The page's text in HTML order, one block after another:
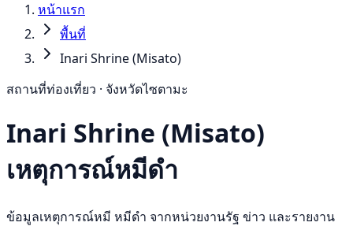
หน้าแรก
พื้นที่
Inari Shrine (Misato)
สถานที่ท่องเที่ยว · จังหวัดไซตามะ
Inari Shrine (Misato)
เหตุการณ์หมีดำ
ข้อมูลเหตุการณ์หมี หมีดำ จากหน่วยงานรัฐ ข่าว และรายงาน